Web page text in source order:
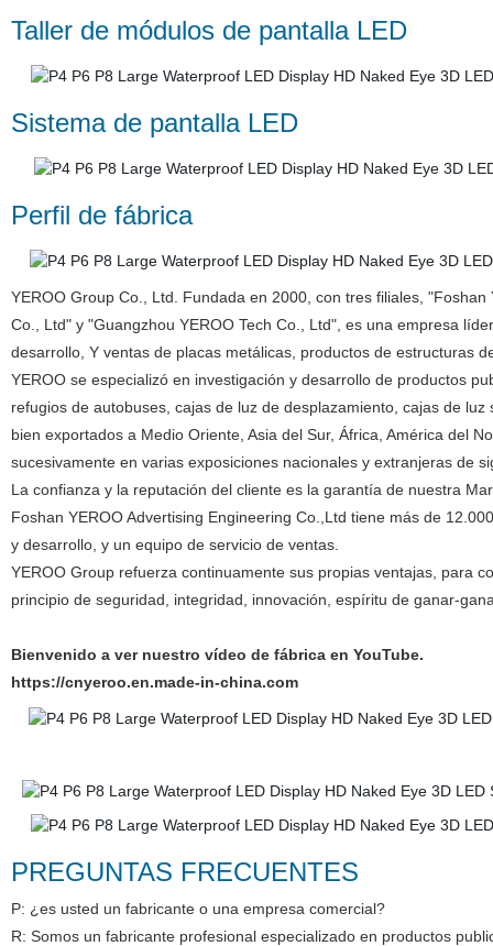
Taller de módulos de pantalla LED
Sistema de pantalla LED
Perfil de fábrica
YEROO Group Co., Ltd. Fundada en 2000, con tres filiales,
Co., Ltd" y "Guangzhou YEROO Tech Co., Ltd", es una empresa
desarrollo, Y ventas de placas metálicas, productos de estructuras
YEROO se especializó en investigación y desarrollo de productos
refugios de autobuses, cajas de luz de desplazamiento, cajas de
bien exportados a Medio Oriente, Asia del Sur, África, América del
sucesivamente en varias exposiciones nacionales y extranjeras de
La confianza y la reputación del cliente es la garantía de nuestra
Foshan YEROO Advertising Engineering Co.,Ltd tiene más de
y desarrollo, y un equipo de servicio de ventas.
YEROO Group refuerza continuamente sus propias ventajas, para
principio de seguridad, integridad, innovación, espíritu de ganar-
Bienvenido a ver nuestro vídeo de fábrica en YouTube.
https://cnyeroo.en.made-in-china.com
PREGUNTAS FRECUENTES
P: ¿es usted un fabricante o una empresa comercial?
R: Somos un fabricante profesional especializado en productos